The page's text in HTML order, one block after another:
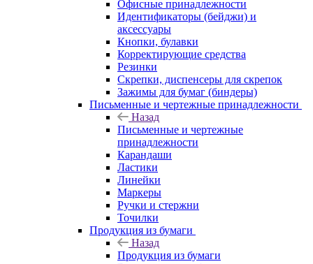
Офисные принадлежности
Идентификаторы (бейджи) и
аксессуары
Кнопки, булавки
Корректирующие средства
Резинки
Скрепки, диспенсеры для скрепок
Зажимы для бумаг (биндеры)
Письменные и чертежные принадлежности
Назад
Письменные и чертежные
принадлежности
Карандаши
Ластики
Линейки
Маркеры
Ручки и стержни
Точилки
Продукция из бумаги
Назад
Продукция из бумаги